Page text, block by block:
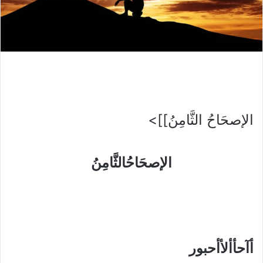
الإصحَاحُ الثَّامِنُ]]>
الإصحَاحُالثَّامِنُ
أآحأألأأحبور